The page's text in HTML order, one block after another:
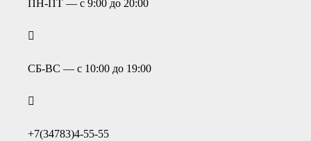
ПН-ПТ — с 9:00 до 20:00
СБ-ВС — с 10:00 до 19:00
+7(34783)4-55-55